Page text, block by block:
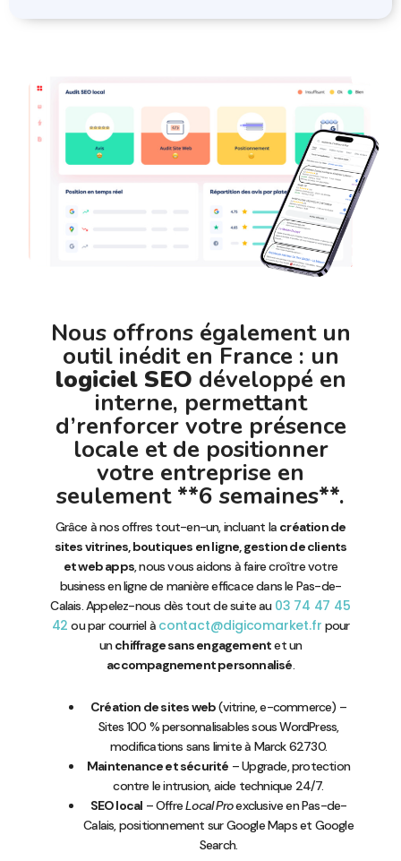
Nous offrons également un
outil inédit en France : un
logiciel SEO développé en
interne, permettant
d’renforcer votre présence
locale et de positionner
votre entreprise en
seulement **6 semaines**.
Grâce à nos offres tout-en-un, incluant la création de
sites vitrines, boutiques en ligne, gestion de clients
et web apps, nous vous aidons à faire croître votre
business en ligne de manière efficace dans le Pas-de-
Calais. Appelez-nous dès tout de suite au 03 74 47 45
42 ou par courriel à contact@digicomarket.fr pour
unchiffrage sans engagementet un
accompagnement personnalisé.
Création de sites web(vitrine, e-commerce) –
Sites 100 % personnalisables sous WordPress,
modifications sans limite à Marck 62730.
Maintenance et sécurité – Upgrade, protection
contre le intrusion, aide technique 24/7.
SEO local – OffreLocal Proexclusive en Pas-de-
Calais, positionnement sur Google Maps et Google
Search.